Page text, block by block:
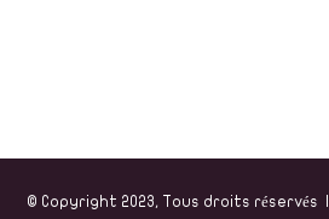
© Copyright 2023, Tous droits réservés |